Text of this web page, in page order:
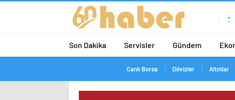
Son Dakika Servisler Gündem
Canlı Borsa Dövizler Altınlar